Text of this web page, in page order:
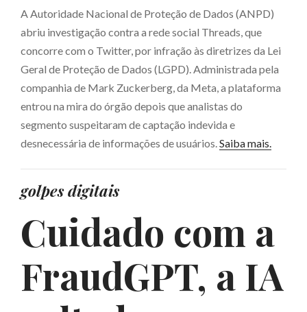
A Autoridade Nacional de Proteção de Dados (ANPD)
abriu investigação contra a rede social Threads, que
concorre com o Twitter, por infração às diretrizes da Lei
Geral de Proteção de Dados (LGPD). Administrada pela
companhia de Mark Zuckerberg, da Meta, a plataforma
entrou na mira do órgão depois que analistas do
segmento suspeitaram de captação indevida e
desnecessária de informações de usuários.Saiba mais.
golpes digitais
Cuidado com a
FraudGPT, a IA